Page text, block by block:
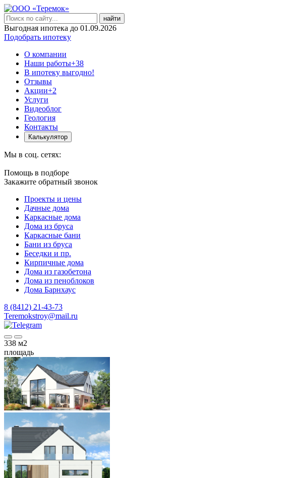
найти
Выгодная ипотека до 01.09.2026
Подобрать ипотеку
О компании
Наши работы+38
В ипотеку выгодно!
Отзывы
Акции+2
Услуги
Видеоблог
Геология
Контакты
Калькулятор
Мы в соц. сетях:
Помощь в подборе
Закажите обратный звонок
Проекты и цены
Дачные дома
Каркасные дома
Дома из бруса
Каркасные бани
Бани из бруса
Беседки и пр.
Кирпичные дома
Дома из газобетона
Дома из пеноблоков
Дома Барнхаус
8 (8412) 21-43-73
Teremokstroy@mail.ru
338 м2
площадь